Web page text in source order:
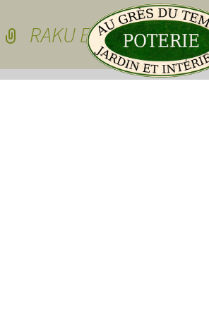
RAKU EMAIL